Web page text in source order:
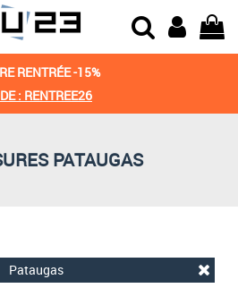
RENTRÉE -15%
: RENTREE26
PATAUGAS
Pataugas